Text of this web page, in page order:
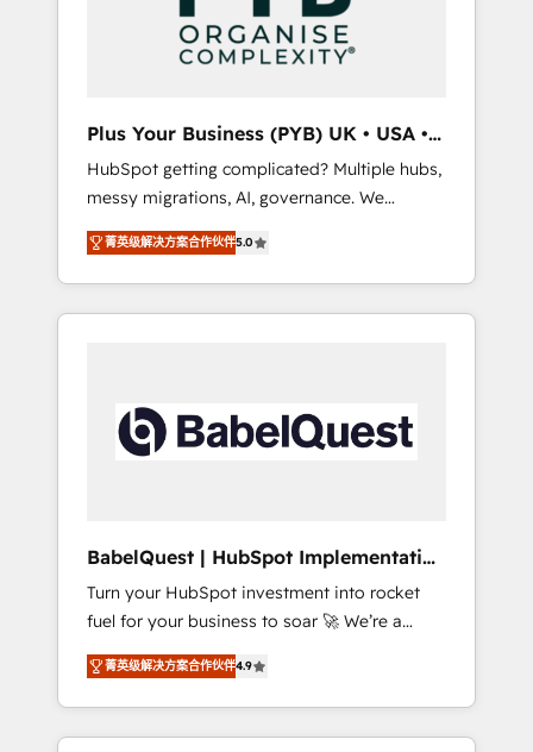
Johannesburg, Cape Town, Dubai & London.
500+ HubSpot CRM implementations
Google AI Overviews. HubSpot Impact Award
- Customer First HubSpot Impact Award -
Integrations Innovation HubSpot Impact
Award - Platform Migration Excellence
HubSpot Impact Award - Platform Excellence
40+ full-time HubSpot professionals. 100s of
certifications and accreditations with
Plus Your Business (PYB) UK • USA •
Europe
HubSpot getting complicated? Multiple hubs,
messy migrations, AI, governance. We
organise that complexity, so your team can
put HubSpot to work... Welcome to our
Profile! We help with: • CRM implementation,
reports, workflows, and team training • CRM
governance for HubSpot-centred operations
A little about us: • Boutique 'Elite' team of 12 •
42001:2023 certified - the AI management
standard • GuardHub: our AI governance
framework, built on ISO 42001 Ready for the
next step? Click the 👈 '𝗖𝗼𝗻𝘁𝗮𝗰𝘁 𝗯𝘂𝘀𝗶𝗻𝗲𝘀𝘀'
button to get in touch (𝘸𝘦'𝘳𝘦 𝘴𝘶𝘱𝘦𝘳
𝘳𝘦𝘴𝘱𝘰𝘯𝘴𝘪𝘷𝘦)
菁英级解决方案合作伙伴5.0
BabelQuest | HubSpot Implementation
& Consultancy
Turn your HubSpot investment into rocket
fuel for your business to soar 🚀 We’re a
team of accredited HubSpot experts ready
to help you. We can implement the platform
into complex business environments,
optimise what you've got and make sure you
菁英级解决方案合作伙伴4.9